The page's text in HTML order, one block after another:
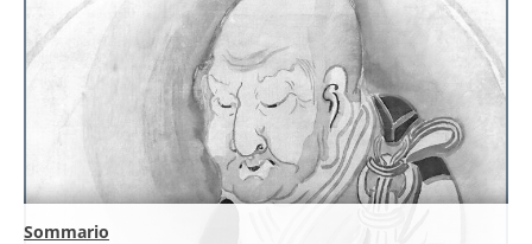
Sommario